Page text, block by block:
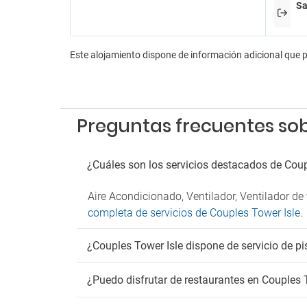
Billar
Casino
Zona
Este alojamiento dispone de información adicional que
Preguntas frecuentes
¿Cuáles son los servicios destacados de
Aire Acondicionado, Ventilador, Ventilador
completa de servicios de Couples Tower Isle.
¿Couples Tower Isle dispone de servicio de
¿Puedo disfrutar de restaurantes en Couples